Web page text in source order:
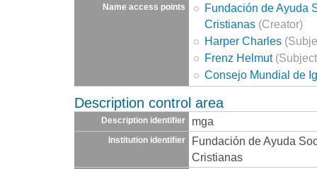
Name access points
Fundación de Ayuda
Cristianas (Creator)
Harper Charles
Frenz Helmut
Consejo Mundial de
Description control area
Description identifier mga
Institution identifier
Fundación de Ayuda
Cristianas